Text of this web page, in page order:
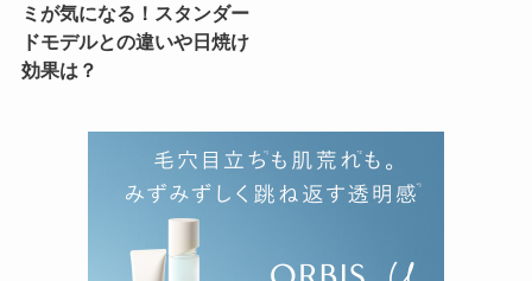
ミが気になる！スタンダー
ドモデルとの違いや日焼け
効果は？